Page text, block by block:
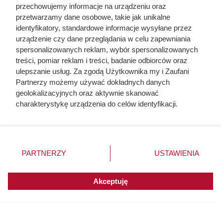
Doprowadził do śmierci większej
liczby ludzi niż Hitler i Stalin
razem wzięci. Mimo to czczą go
jako bohatera
przechowujemy informacje na urządzeniu oraz
przetwarzamy dane osobowe, takie jak unikalne
identyfikatory, standardowe informacje wysyłane przez
urządzenie czy dane przeglądania w celu zapewniania
spersonalizowanych reklam, wybór spersonalizowanych
treści, pomiar reklam i treści, badanie odbiorców oraz
ulepszanie usług. Za zgodą Użytkownika my i Zaufani
Partnerzy możemy używać dokładnych danych
geolokalizacyjnych oraz aktywnie skanować
charakterystykę urządzenia do celów identyfikacji.
zmienić/wycofać klikając przycisk ustawień prywatności
znajdujący się w lewym dolnym rogu strony. Niektóre
użytkownika, ale masz prawo sprzeciwić się takiemu
przetwarzaniu. Preferencje będą miały zastosowania do
PARTNERZY USTAWIENIA
Akceptuję